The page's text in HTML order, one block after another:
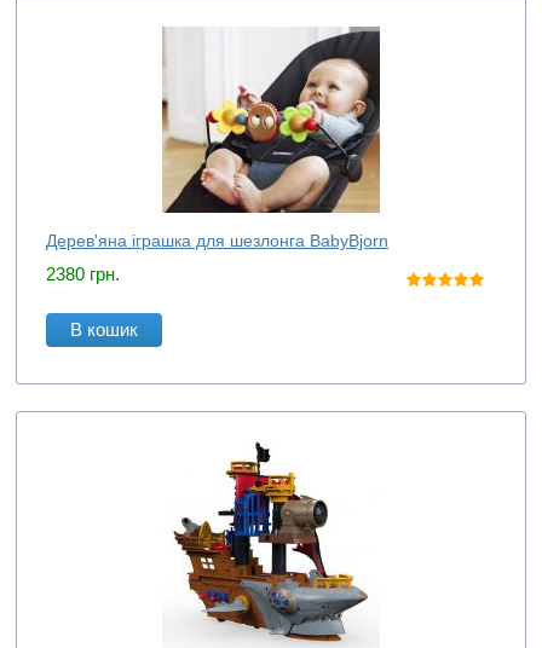
Дерев'яна іграшка для шезлонга BabyBjorn
2380 грн.
В кошик